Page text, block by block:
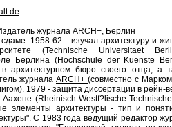
журнала ARCH+, Берлин
1958-62 - изучал архитектуру и
(Technische Universitaet
Берлина (Hochschule der Kuenste
архитектурном бюро своего отца, а
журнала ARCH+ (совместно с
1979 - защита диссертации в рейн-
Аахене (Rheinisch-Westf?lische
элементы архитектуры - тип и
С 1983 года ведущий редактор